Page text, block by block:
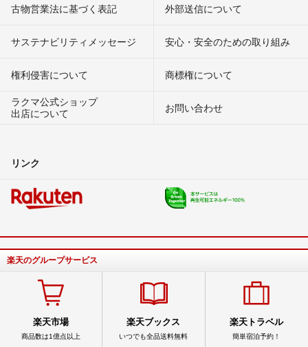
古物営業法に基づく表記 外部送信について
サステナビリティメッセージ 安心・安全のための取り組み
権利侵害について
商標権について
ラクマ公式ショップ
出店について
お問い合わせ
リンク
楽天のグループサービス
楽天市場
商品数は1億点以上
楽天ブックス
いつでも全品送料無料
楽天トラベル
簡単宿泊予約！